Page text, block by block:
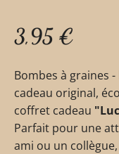
3,95 €
Bombes à graines
cadeau original,
coffret cadeau
Parfait pour une
ami ou un